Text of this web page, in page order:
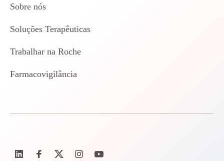
Sobre nós
Soluções Terapêuticas
Trabalhar na Roche
Farmacovigilância